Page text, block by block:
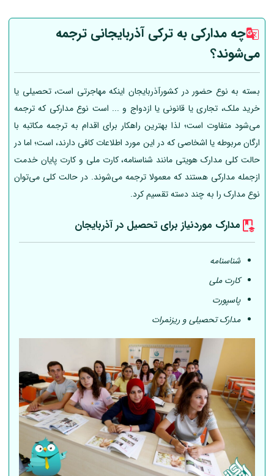
چه مدارکی به ترکی آذربایجانی ترجمه
می‌شوند؟
بسته به نوع حضور در کشورآذربایجان اینکه مهاجرتی است، تحصیلی یا
خرید ملک، تجاری یا قانونی یا ازدواج و ... است نوع مدارکی که ترجمه
می‌شود متفاوت است؛ لذا بهترین راهکار برای اقدام به ترجمه مکاتبه با
ارگان مربوطه یا اشخاصی که در این مورد اطلاعات کافی دارند، است؛ اما در
حالت کلی مدارک هویتی مانند شناسنامه، کارت ملی و کارت پایان خدمت
ازجمله مدارکی هستند که معمولا ترجمه می‌شوند. در حالت کلی می‌توان
نوع مدارک را به چند دسته تقسیم کرد.
مدارک موردنیاز برای تحصیل در آذربایجان
شناسنامه
کارت ملی
پاسپورت
مدارک تحصیلی و ریزنمرات